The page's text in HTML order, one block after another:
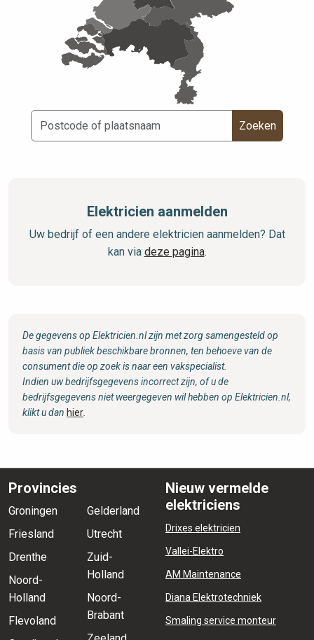
Zoeken
Elektricien aanmelden
Uw bedrijf of een andere elektricien aanmelden? Dat
kan via deze pagina.
De gegevens op Elektricien.nl zijn met zorg samengesteld op
basis van publiek beschikbare bronnen, ten behoeve van de
consument die op zoek is naar een vakspecialist.
Indien uw bedrijfsgegevens incorrect zijn, of u de
bedrijfsgegevens niet weergegeven wil hebben op Elektricien.nl,
klikt u dan hier
Provincies
Groningen
Friesland
Drenthe
Noord-
Holland
Flevoland
Gelderland
Utrecht
Zuid-
Holland
Noord-
Brabant
Nieuw vermelde
elektriciens
Drixes elektricien
Vallei-Elektro
AM Maintenance
Diana Elektrotechniek
Smaling service monteur